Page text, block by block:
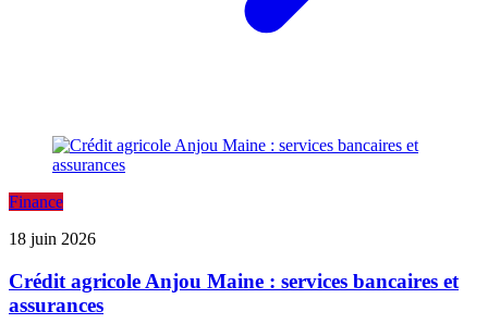
Finance
18 juin 2026
Crédit agricole Anjou Maine : services bancaires et
assurances